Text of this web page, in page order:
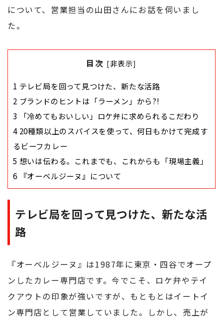
について、営業担当の山田さんにお話を伺いまし
た。
目次 [非表示]
1 テレビ局を回って見つけた、新たな活路
2 ブランドのヒントは「ラーメン」から?!
3 「冷めてもおいしい」ロケ弁に求められるこだわり
420種類以上のスパイスを使って、何日もかけて完成す
るビーフカレー
5 想いは伝わる。これまでも、これからも「現場主義」
6 『オーベルジーヌ』について
テレビ局を回って見つけた、新たな活
路
『オーベルジーヌ』は1987年に東京・四谷でオープ
ンしたカレー専門店です。今でこそ、ロケ弁やテイ
クアウトの印象が強いですが、もともとはイートイ
ン専門店として営業していました。しかし、売上が